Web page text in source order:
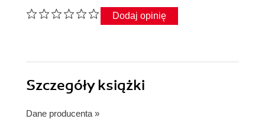
Dodaj opinię
Szczegółyksiążki
Dane producenta »